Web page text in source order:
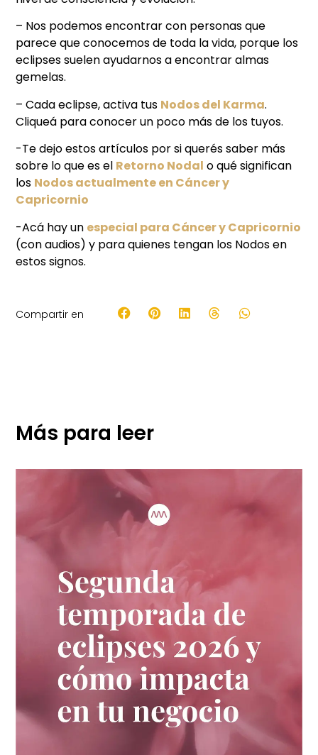
– Nos podemos encontrar con personas que
parece que conocemos de toda la vida, porque los
eclipses suelen ayudarnos a encontrar almas
gemelas.
– Cada eclipse, activa tus Nodos del Karma.
Cliqueá para conocer un poco más de los tuyos.
-Te dejo estos artículos por si querés saber más
sobre lo que es el Retorno Nodal o qué significan
los Nodos actualmente en Cáncer y
Capricornio
-Acá hay un especial para Cáncer y Capricornio
(con audios) y para quienes tengan los Nodos en
estos signos.
Compartir en
Más para leer